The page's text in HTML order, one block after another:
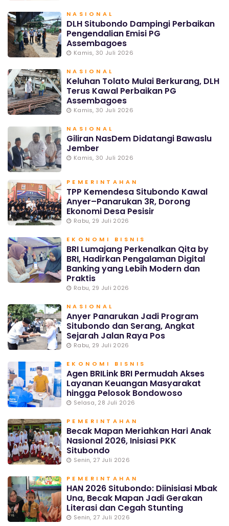
NASIONAL
DLH Situbondo Dampingi Perbaikan
Pengendalian Emisi PG
Assembagoes
Kamis, 30 Juli 2026
NASIONAL
Keluhan Tolato Mulai Berkurang, DLH
Terus Kawal Perbaikan PG
Assembagoes
Kamis, 30 Juli 2026
NASIONAL
Giliran NasDem Didatangi Bawaslu
Jember
Kamis, 30 Juli 2026
PEMERINTAHAN
TPP Kemendesa Situbondo Kawal
Anyer–Panarukan 3R, Dorong
Ekonomi Desa Pesisir
Rabu, 29 Juli 2026
EKONOMI BISNIS
BRI Lumajang Perkenalkan Qita by
BRI, Hadirkan Pengalaman Digital
Banking yang Lebih Modern dan
Praktis
Rabu, 29 Juli 2026
NASIONAL
Anyer Panarukan Jadi Program
Situbondo dan Serang, Angkat
Sejarah Jalan Raya Pos
Rabu, 29 Juli 2026
EKONOMI BISNIS
Agen BRILink BRI Permudah Akses
Layanan Keuangan Masyarakat
hingga Pelosok Bondowoso
Selasa, 28 Juli 2026
PEMERINTAHAN
Becak Mapan Meriahkan Hari Anak
Nasional 2026, Inisiasi PKK
Situbondo
Senin, 27 Juli 2026
PEMERINTAHAN
HAN 2026 Situbondo: Diinisiasi Mbak
Una, Becak Mapan Jadi Gerakan
Literasi dan Cegah Stunting
Senin, 27 Juli 2026